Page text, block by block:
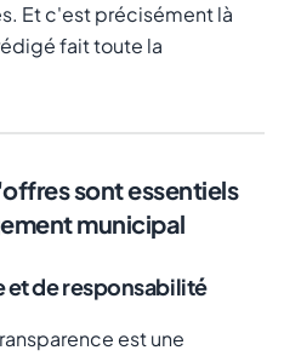
Et c'est précisément là
fait toute la
sont essentiels
municipal
et de responsabilité
est une